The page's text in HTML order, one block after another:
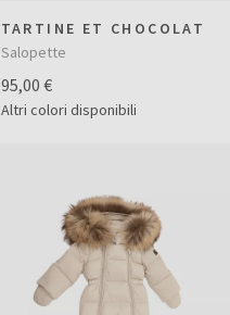
TARTINE ET CHOCOLAT
Salopette
95,00 €
Altri colori disponibili